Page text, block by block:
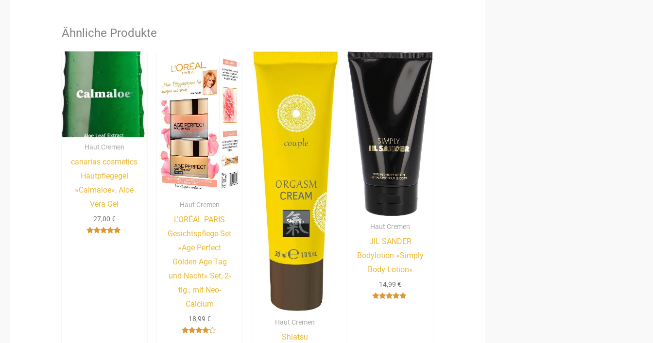
Ähnliche Produkte
Haut Cremen
canarias cosmetics
Hautpflegegel
»Calmaloe«, Aloe
Vera Gel
27,00 €
Haut Cremen
L’ORÉAL PARIS
Gesichtspflege-Set
»Age Perfect
Golden Age Tag
und Nacht« Set, 2-
tlg., mit Neo-
Calcium
18,99 € Haut Cremen
Shiatsu
Haut Cremen
JIL SANDER
Bodylotion »Simply
Body Lotion«
14,99€